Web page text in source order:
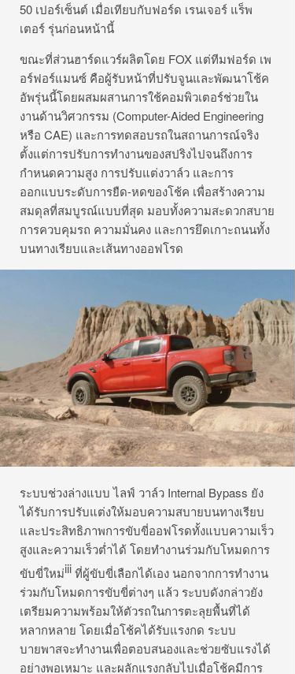
50 เปอร์เซ็นต์ เมื่อเทียบกับฟอร์ด เรนเจอร์ แร็พ
เตอร์ รุ่นก่อนหน้านี้
ขณะที่ส่วนฮาร์ดแวร์ผลิตโดย FOX แต่ทีมฟอร์ด เพ
อร์ฟอร์แมนซ์ คือผู้รับหน้าที่ปรับจูนและพัฒนาโช้ค
อัพรุ่นนี้โดยผสมผสานการใช้คอมพิวเตอร์ช่วยใน
งานด้านวิศวกรรม (Computer-Aided Engineering
หรือ CAE) และการทดสอบรถในสถานการณ์จริง
ตั้งแต่การปรับการทำงานของสปริงไปจนถึงการ
กำหนดความสูง การปรับแต่งวาล์ว และการ
ออกแบบระดับการยืด-หดของโช้ค เพื่อสร้างความ
สมดุลที่สมบูรณ์แบบที่สุด มอบทั้งความสะดวกสบาย
การควบคุมรถ ความมั่นคง และการยึดเกาะถนนทั้ง
บนทางเรียบและเส้นทางออฟโรด
ระบบช่วงล่างแบบ ไลฟ์ วาล์ว Internal Bypass ยัง
ได้รับการปรับแต่งให้มอบความสบายบนทางเรียบ
และประสิทธิภาพการขับขี่ออฟโรดทั้งแบบความเร็ว
สูงและความเร็วต่ำได้ โดยทำงานร่วมกับโหมดการ
ขับขี่ใหม่iiiที่ผู้ขับขี่เลือกได้เอง นอกจากการทำงาน
ร่วมกับโหมดการขับขี่ต่างๆ แล้ว ระบบดังกล่าวยัง
เตรียมความพร้อมให้ตัวรถในการตะลุยพื้นที่ได้
หลากหลาย โดยเมื่อโช้คได้รับแรงกด ระบบ
บายพาสจะทำงานเพื่อตอบสนองและช่วยซับแรงได้
อย่างพอเหมาะ และผลักแรงกลับไปเมื่อโช้คมีการ